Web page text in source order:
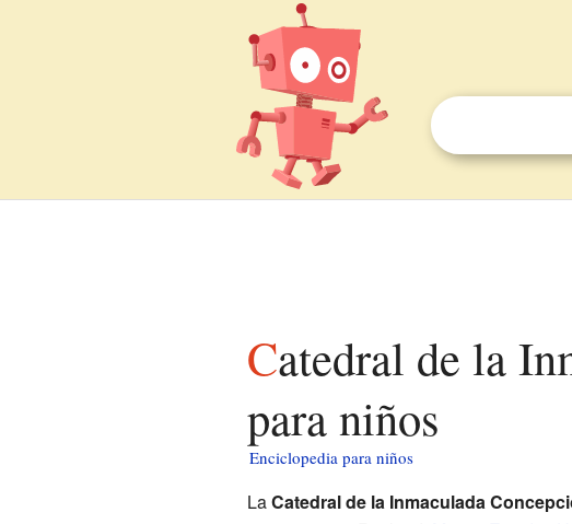
Catedral de la Inmaculada Concepción (Portland)
para niños
Enciclopedia para niños
LaCatedral de la Inmaculada